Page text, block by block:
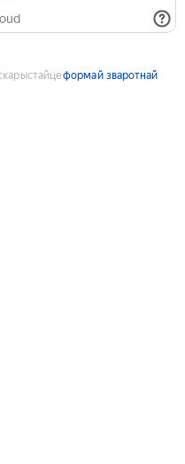
формай зваротнай